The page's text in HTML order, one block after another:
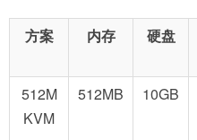
方案 内存 硬盘
512M
KVM
512MB 10GB